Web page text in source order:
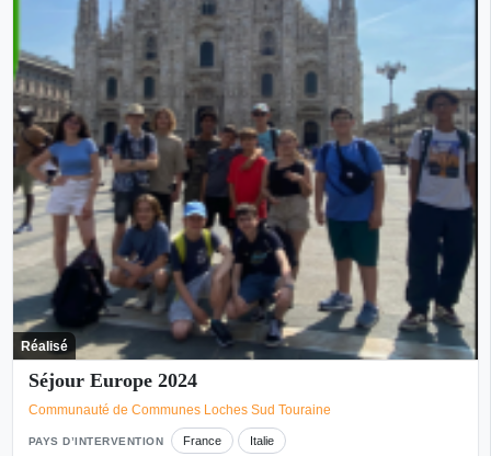
Réalisé
Séjour Europe 2024
Communauté de Communes Loches Sud Touraine
PAYS D’INTERVENTION France Italie